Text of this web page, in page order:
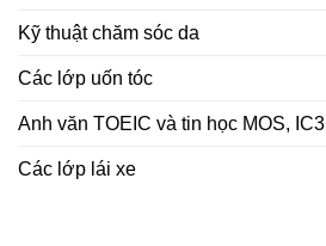
Kỹ thuật chăm sóc da
Các lớp uốn tóc
Anh văn TOEIC và tin học MOS, IC3
Các lớp lái xe